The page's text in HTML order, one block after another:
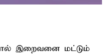
இறைவனை மட்டும்